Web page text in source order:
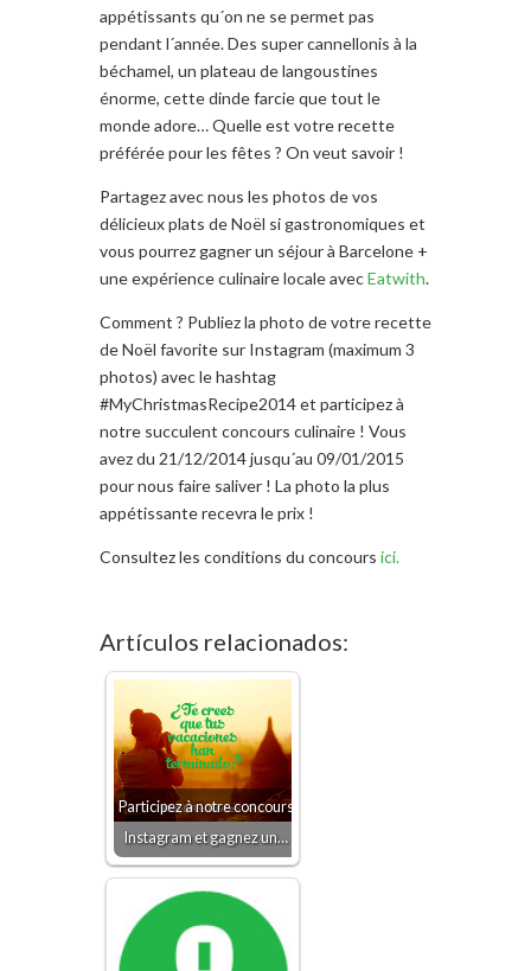
appétissants qu´on ne se permet pas
pendant l´année. Des super cannellonis à la
béchamel, un plateau de langoustines
énorme, cette dinde farcie que tout le
monde adore… Quelle est votre recette
préférée pour les fêtes ? On veut savoir !
Partagez avec nous les photos de vos
délicieux plats de Noël si gastronomiques et
vous pourrez gagner un séjour à Barcelone +
une expérience culinaire locale avecEatwith.
Comment ? Publiez la photo de votre recette
de Noël favorite sur Instagram (maximum 3
photos) avec le hashtag
#MyChristmasRecipe2014 et participez à
notre succulent concours culinaire ! Vous
avez du 21/12/2014 jusqu´au 09/01/2015
pour nous faire saliver ! La photo la plus
appétissante recevra le prix !
Consultez les conditions du concours ici.
Artículos relacionados:
Participez à notre concours
Instagram et gagnez un…